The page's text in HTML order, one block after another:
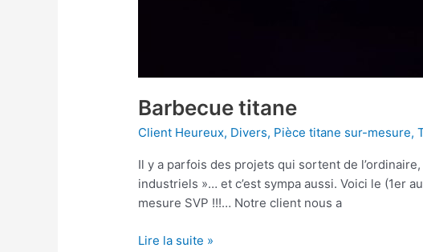
Barbecue titane
Client Heureux, Divers, Pièce titane sur-mesure,
Il y a parfois des projets qui sortent de
industriels »… et c’est sympa aussi. Voici le (1er
mesure SVP !!!… Notre client nous a
Lire la suite »